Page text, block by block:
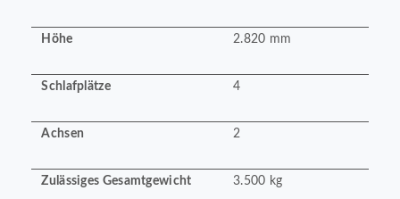
Höhe 2.820 mm
Schlafplätze 4
Achsen 2
Zulässiges Gesamtgewicht 3.500 kg